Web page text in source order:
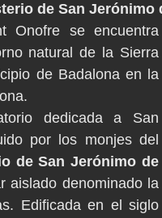
Proyecto patrimonio
de San Jerónimo
Onofre se encuentra
natural de la Sierra
de Badalona en la
dedicada a San
por los monjes del
de San Jerónimo de
aislado denominado la
Edificada en el siglo